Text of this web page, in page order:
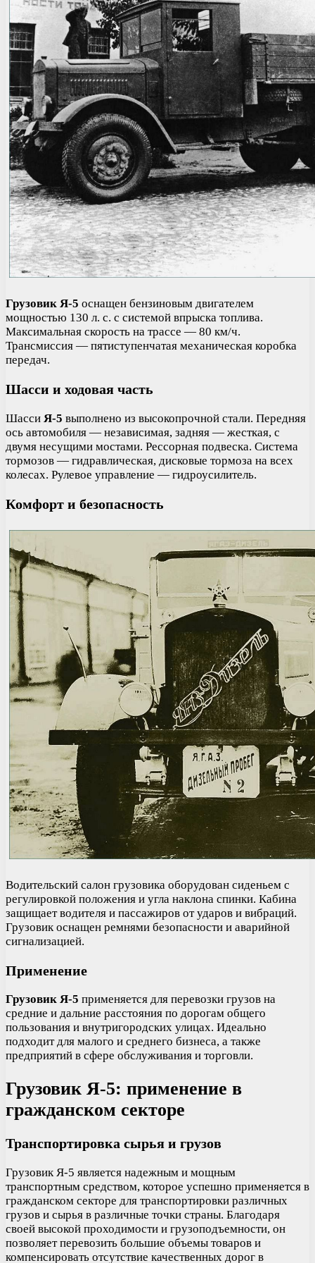
Грузовик Я-5 оснащен бензиновым двигателем
мощностью 130 л. с. с системой впрыска топлива.
Максимальная скорость на трассе — 80 км/ч.
Трансмиссия — пятиступенчатая механическая коробка
передач.
Шасси и ходовая часть
Шасси Я-5 выполнено из высокопрочной стали. Передняя
ось автомобиля — независимая, задняя — жесткая, с
двумя несущими мостами. Рессорная подвеска. Система
тормозов — гидравлическая, дисковые тормоза на всех
колесах. Рулевое управление — гидроусилитель.
Комфорт и безопасность
Водительский салон грузовика оборудован сиденьем с
регулировкой положения и угла наклона спинки. Кабина
защищает водителя и пассажиров от ударов и вибраций.
Грузовик оснащен ремнями безопасности и аварийной
сигнализацией.
Применение
Грузовик Я-5 применяется для перевозки грузов на
средние и дальние расстояния по дорогам общего
пользования и внутригородских улицах. Идеально
подходит для малого и среднего бизнеса, а также
предприятий в сфере обслуживания и торговли.
Грузовик Я-5: применение в
гражданском секторе
Транспортировка сырья и грузов
Грузовик Я-5 является надежным и мощным
транспортным средством, которое успешно применяется в
гражданском секторе для транспортировки различных
грузов и сырья в различные точки страны. Благодаря
своей высокой проходимости и грузоподъемности, он
позволяет перевозить большие объемы товаров и
компенсировать отсутствие качественных дорог в